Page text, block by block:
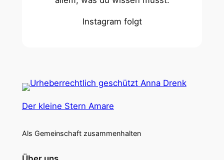
Instagram folgt
Der kleine Stern Amare
Als Gemeinschaft zusammenhalten